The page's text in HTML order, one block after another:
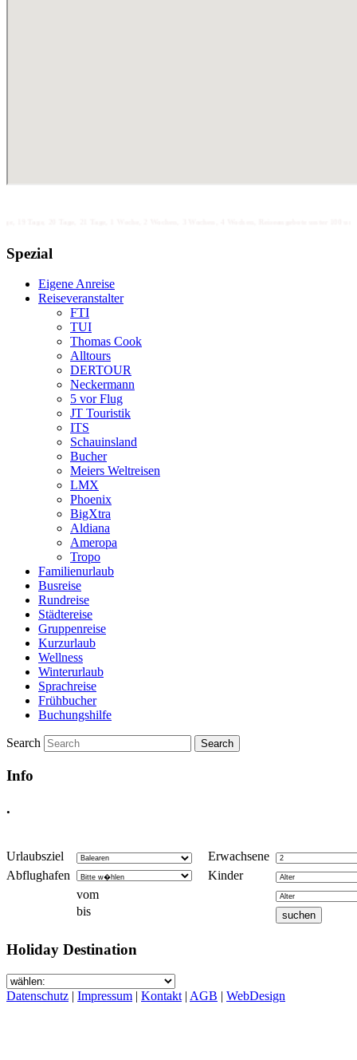
Spezial
Eigene Anreise
Reiseveranstalter
FTI
TUI
Thomas Cook
Alltours
DERTOUR
Neckermann
5 vor Flug
JT Touristik
ITS
Schauinsland
Bucher
Meiers Weltreisen
LMX
Phoenix
BigXtra
Aldiana
Ameropa
Tropo
Familienurlaub
Busreise
Rundreise
Städtereise
Gruppenreise
Kurzurlaub
Wellness
Winterurlaub
Sprachreise
Frühbucher
Buchungshilfe
Search
Info
.
Urlaubsziel
Erwachsene
Abflughafen
Kinder
vom
bis
Holiday Destination
Datenschutz | Impressum | Kontakt | AGB | WebDesign